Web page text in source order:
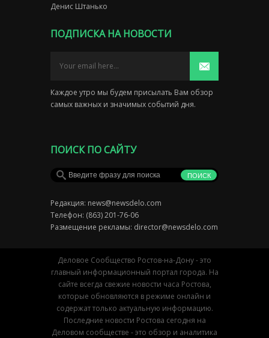
Денис Штанько
ПОДПИСКА НА НОВОСТИ
Каждое утро мы будем присылать Вам обзор
самых важных и значимых событий дня.
ПОИСК ПО САЙТУ
Редакция: news@newsdelo.com
Телефон: (863) 201-76-06
Размещение рекламы: director@newsdelo.com
Деловое Сообщество Ростов-на-Дону - это
главный информационный портал города. На
сайте всегда свежие новости часа Ростова,
которые обновляются в режиме онлайн и
содержат только актуальную информацию.
Последние новости Ростова сегодня на
Деловом сообществе - это обзор и аналитика